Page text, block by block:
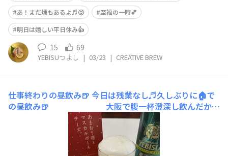
あ！まだ燻もあるよ♬😜
至福の一時💕
明日は嬉しい平日休み👍
15 69
YEBISUつよし | 03/23 | CREATIVE BREW
仕事終わりの昼飲み🍺 今日は残業なし♬久しぶりに🏠で
の昼飲み🍺 大阪で腹一杯澄深し飲んだから
🤣💦 今日は残り少ない薫満つで お
疲れさまぁ〜♬